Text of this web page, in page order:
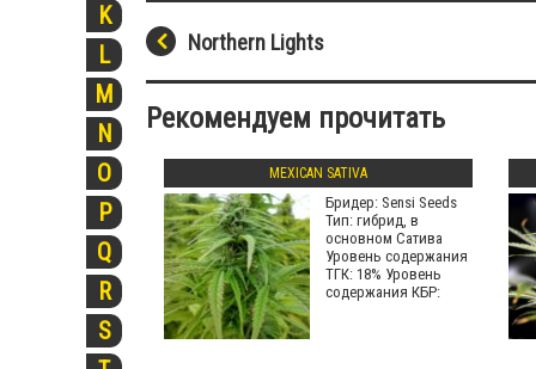
K
L
M
N
O
P
Q
R
S
Northern Lights
Рекомендуем прочитать
MEXICAN SATIVA
Бридер: Sensi Seeds
Тип: гибрид, в
основном Сатива
Уровень содержания
ТГК: 18% Уровень
содержания КБР: